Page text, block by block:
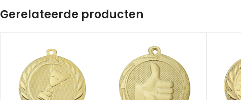
Gerelateerde producten